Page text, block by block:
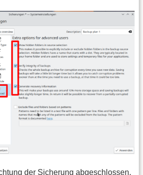
der Sicherung abgeschlossen.